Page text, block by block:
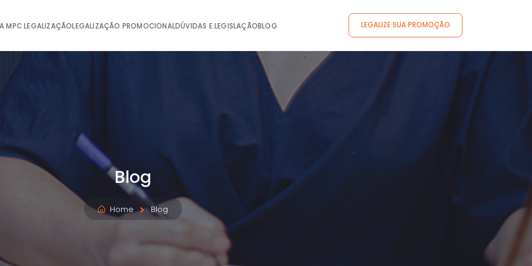
MPC LEGALIZAÇÃOLEGALIZAÇÃO PROMOCIONALDÚVIDAS E LEGISLAÇÃOBLOG LEGALIZE SUA PROMOÇÃO
Blog
Home Blog